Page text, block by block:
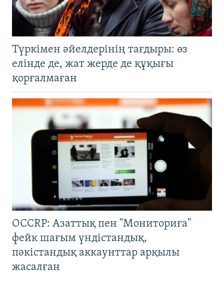
Түркімен әйелдерінің тағдыры: өз
елінде де, жат жерде де құқығы
қорғалмаған
OCCRP: Азаттық пен "Мониториға"
фейк шағым үндістандық,
пәкістандық аккаунттар арқылы
жасалған